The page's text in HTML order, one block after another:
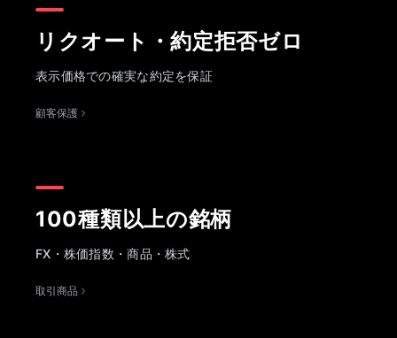
リクオート・約定拒否ゼロ
表示価格での確実な約定を保証
顧客保護
100種類以上の銘柄
FX・株価指数・商品・株式
取引商品